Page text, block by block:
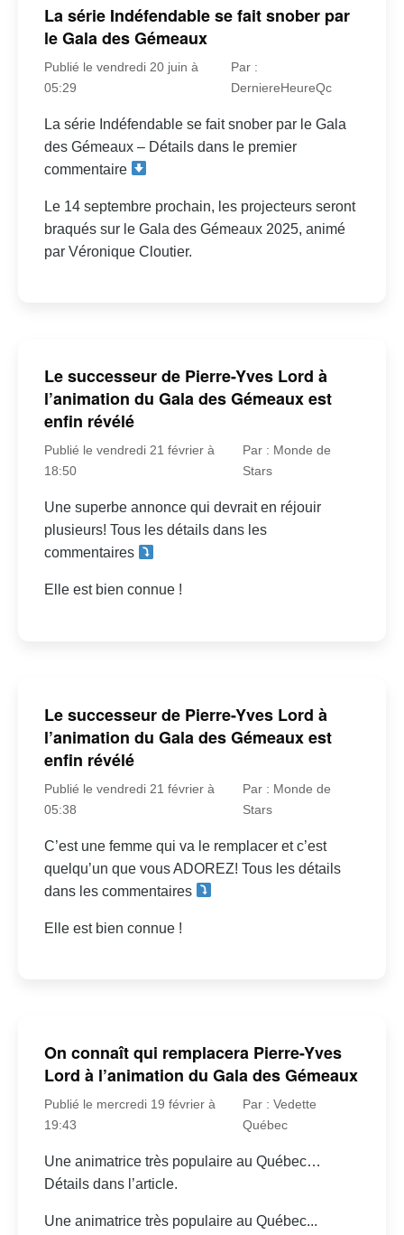
La série Indéfendable se fait snober par
le Gala des Gémeaux
Publié le vendredi 20 juin à
05:29
Par :
DerniereHeureQc
La série Indéfendable se fait snober par le Gala
des Gémeaux – Détails dans le premier
commentaire
Le 14 septembre prochain, les projecteurs seront
braqués sur le Gala des Gémeaux 2025, animé
par Véronique Cloutier.
Le successeur de Pierre-Yves Lord à
l’animation du Gala des Gémeaux est
enfin révélé
Publié le vendredi 21 février à
18:50
Par : Monde de
Stars
Une superbe annonce qui devrait en réjouir
plusieurs! Tous les détails dans les
commentaires
Elle est bien connue !
Le successeur de Pierre-Yves Lord à
l’animation du Gala des Gémeaux est
enfin révélé
Publié le vendredi 21 février à
05:38
Par : Monde de
Stars
C’est une femme qui va le remplacer et c’est
quelqu’un que vous ADOREZ! Tous les détails
dans les commentaires
Elle est bien connue !
On connaît qui remplacera Pierre-Yves
Lord à l’animation du Gala des Gémeaux
Publié le mercredi 19 février à
19:43
Par : Vedette
Québec
Une animatrice très populaire au Québec…
Détails dans l’article.
Une animatrice très populaire au Québec...